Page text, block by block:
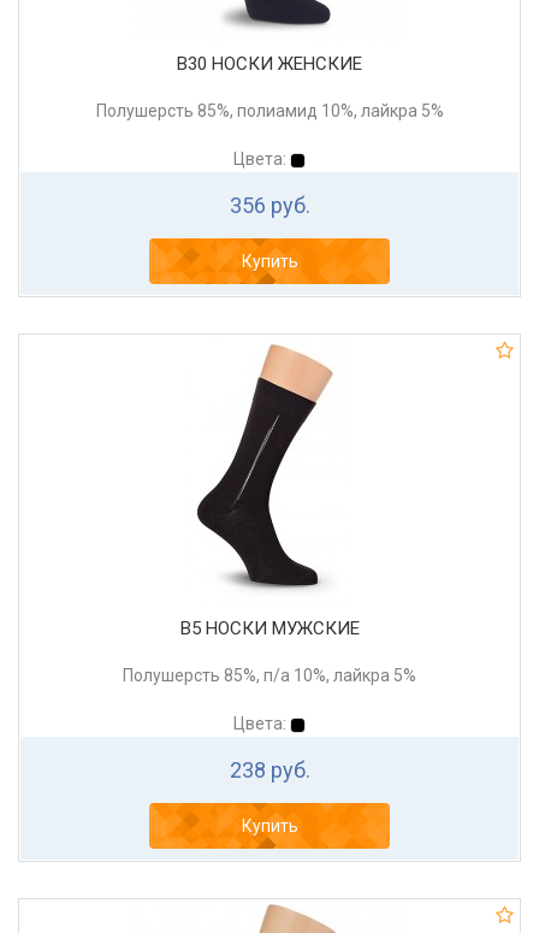
В30 НОСКИ ЖЕНСКИЕ
Полушерсть 85%, полиамид 10%, лайкра 5%
Цвета:
356 руб.
Купить
В5 НОСКИ МУЖСКИЕ
Полушерсть 85%, п/а 10%, лайкра 5%
Цвета:
238 руб.
Купить